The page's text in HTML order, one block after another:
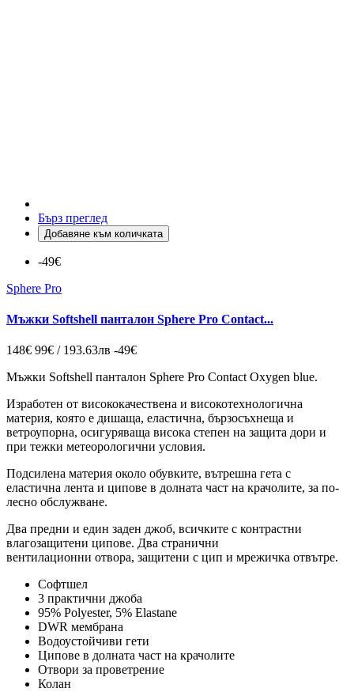
Бърз преглед
Добавяне към количката
-49€
Sphere Pro
Мъжки Softshell панталон Sphere Pro Contact...
148€ 99€ / 193.63лв -49€
Мъжки Softshell панталон Sphere Pro Contact Oxygen blue.
Изработен от висококачественa и високотехнологична
материя, която е дишаща, еластична, бързосъхнеща и
ветроупорна, осигуряваща висока степен на защита дори и
при тежки метеорологични условия.
Подсилена материя около обувките, вътрешна гета с
еластична лента и ципове в долната част на крачолите, за по-
лесно обслужване.
Два предни и един заден джоб, всичките с контрастни
влагозащитени ципове. Два странични
вентилационни отвора, защитени с цип и мрежичка отвътре.
Софтшел
3 практични джоба
95% Polyester, 5% Elastane
DWR мембрана
Водоустойчиви гети
Ципове в долната част на крачолите
Отвори за проветрение
Колан